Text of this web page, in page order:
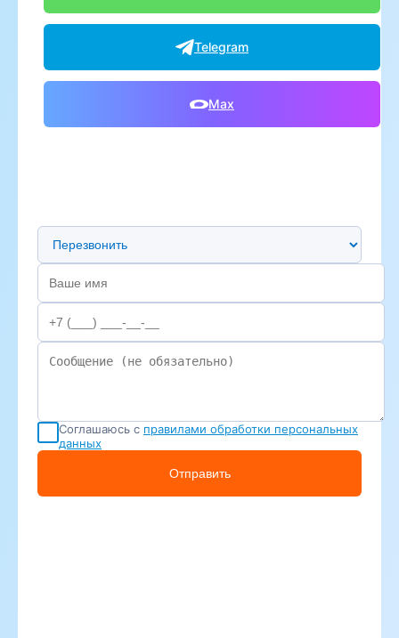
Telegram
Max
Предпочтительный способ связи
Соглашаюсь с правилами обработки персональных
данных
Отправить